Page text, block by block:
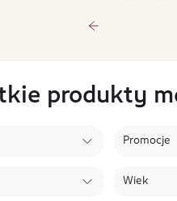
produkty
Promocje
Wiek